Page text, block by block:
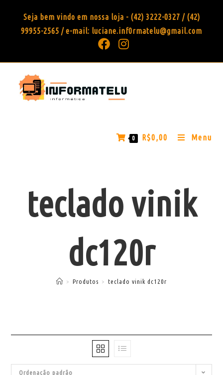
Seja bem vindo em nossa loja - (42) 3222-0327 / (42)
99955-2565 / e-mail: luciane.inf0rmatelu@gmail.com
0 R$0,00 Menu
teclado vinik
dc120r
> Produtos > teclado vinik dc120r
Ordenação padrão